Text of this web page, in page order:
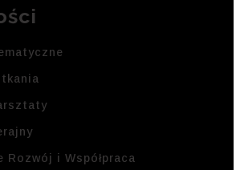
Rozwój i Współpraca